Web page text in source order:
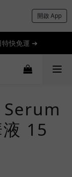
開啟 App
特快免運 ➔
特快免運 ➔
！➔
15